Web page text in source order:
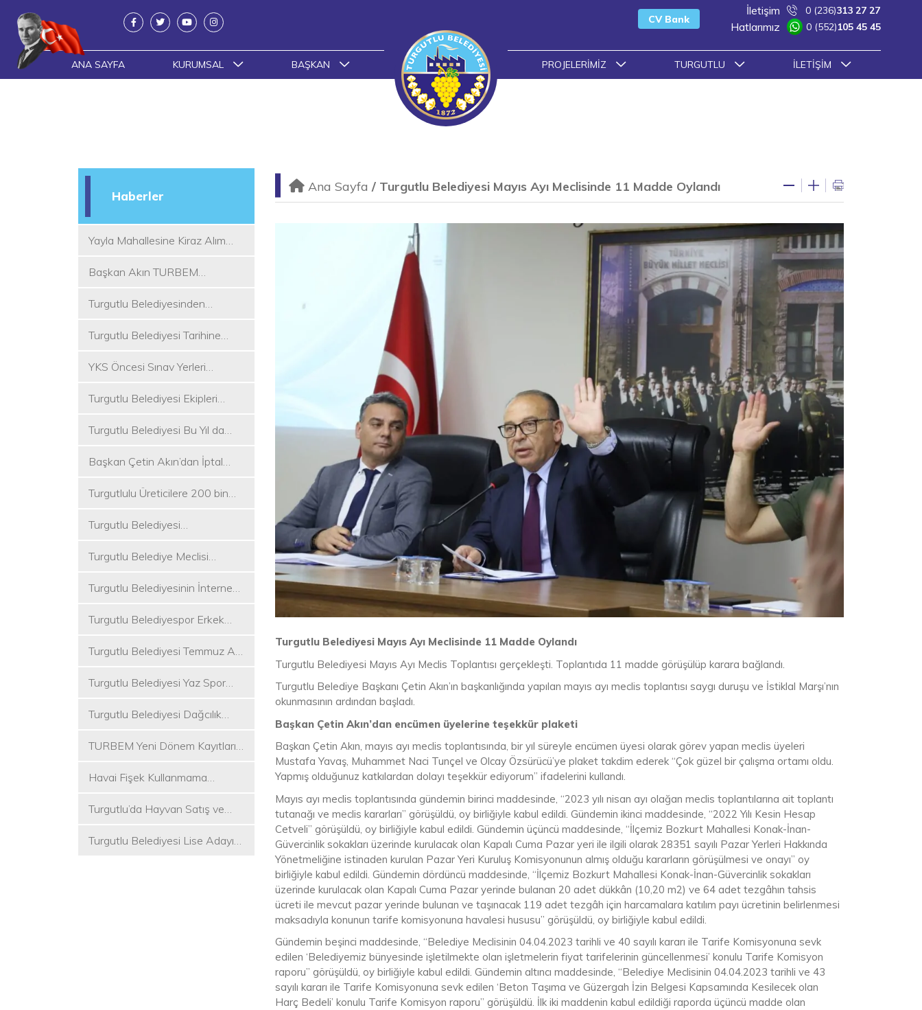
ANA SAYFA KURUMSAL BAŞKAN PROJELERIMIZ TURGUTLU İLETIŞIM
CV Bank
İletişim 0 (236)313 27 27
Hatlarımız 0 (552)105 45 45
Haberler
Yayla Mahallesine Kiraz Alım
Başkan Akın TURBEM
Turgutlu Belediyesinden
Mesai
Turgutlu Belediyesi Tarihine
YKS Öncesi Sınav Yerleri
Turgutlu Belediyesi Ekipleri
Hizmete Devam Ediyor
Turgutlu Belediyesi Bu Yıl da
Kuracak
Başkan Çetin Akın’dan İptal
Turgutlulu Üreticilere 200 bin
Turgutlu Belediyesi
Turgutlu Belediye Meclisi
Turgutlu Belediyesinin İnternet
Turgutlu Belediyespor Erkek
Turgutlu Belediyesi Temmuz Ayı
Turgutlu Belediyesi Yaz Spor
Turgutlu Belediyesi Dağcılık
Düzenledi
TURBEM Yeni Dönem Kayıtları
Havai Fişek Kullanmama
Akın Oldu
Turgutlu’da Hayvan Satış ve
Turgutlu Belediyesi Lise Adayı
Ana Sayfa / Turgutlu Belediyesi Mayıs Ayı Meclisinde 11 Madde Oylandı
Turgutlu Belediyesi Mayıs Ayı Meclisinde 11 Madde Oylandı
Turgutlu Belediyesi Mayıs Ayı Meclis Toplantısı gerçekleşti. Toplantıda 11 madde görüşülüp karara bağlandı.
Turgutlu Belediye Başkanı Çetin Akın’ın başkanlığında yapılan mayıs ayı meclis toplantısı saygı duruşu ve İstiklal Marşı’nın
okunmasının ardından başladı.
Başkan Çetin Akın’dan encümen üyelerine teşekkür plaketi
Başkan Çetin Akın, mayıs ayı meclis toplantısında, bir yıl süreyle encümen üyesi olarak görev yapan meclis üyeleri
Mustafa Yavaş, Muhammet Naci Tunçel ve Olcay Özsürücü’ye plaket takdim ederek “Çok güzel bir çalışma ortamı oldu.
Yapmış olduğunuz katkılardan dolayı teşekkür ediyorum” ifadelerini kullandı.
Mayıs ayı meclis toplantısında gündemin birinci maddesinde, “2023 yılı nisan ayı olağan meclis toplantılarına ait toplantı
tutanağı ve meclis kararları” görüşüldü, oy birliğiyle kabul edildi. Gündemin ikinci maddesinde, “2022 Yılı Kesin Hesap
Cetveli” görüşüldü, oy birliğiyle kabul edildi. Gündemin üçüncü maddesinde, “İlçemiz Bozkurt Mahallesi Konak-İnan-
Güvercinlik sokakları üzerinde kurulacak olan Kapalı Cuma Pazar yeri ile ilgili olarak 28351 sayılı Pazar Yerleri Hakkında
Yönetmeliğine istinaden kurulan Pazar Yeri Kuruluş Komisyonunun almış olduğu kararların görüşülmesi ve onayı” oy
birliğiyle kabul edildi. Gündemin dördüncü maddesinde, “İlçemiz Bozkurt Mahallesi Konak-İnan-Güvercinlik sokakları
üzerinde kurulacak olan Kapalı Cuma Pazar yerinde bulanan 20 adet dükkân (10,20 m2) ve 64 adet tezgâhın tahsis
ücreti ile mevcut pazar yerinde bulunan ve taşınacak 119 adet tezgâh için harcamalara katılım payı ücretinin belirlenmesi
maksadıyla konunun tarife komisyonuna havalesi hususu” görüşüldü, oy birliğiyle kabul edildi.
Gündemin beşinci maddesinde, “Belediye Meclisinin 04.04.2023 tarihli ve 40 sayılı kararı ile Tarife Komisyonuna sevk
edilen ‘Belediyemiz bünyesinde işletilmekte olan işletmelerin fiyat tarifelerinin güncellenmesi’ konulu Tarife Komisyon
raporu” görüşüldü, oy birliğiyle kabul edildi. Gündemin altıncı maddesinde, “Belediye Meclisinin 04.04.2023 tarihli ve 43
sayılı kararı ile Tarife Komisyonuna sevk edilen ‘Beton Taşıma ve Güzergah İzin Belgesi Kapsamında Kesilecek olan
Harç Bedeli’ konulu Tarife Komisyon raporu” görüşüldü. İlk iki maddenin kabul edildiği raporda üçüncü madde olan